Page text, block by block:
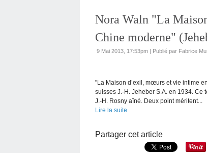
Nora Waln "La
Chine moderne"
9 Mai 2013, 17:53pm | Publié par Fabrice
"La Maison d’exil, mœurs et vie intime
suisses J.-H. Jeheber S.A. en 1934. Ce
J.-H. Rosny aîné. Deux point méritent...
Lire la suite
Partager cet article